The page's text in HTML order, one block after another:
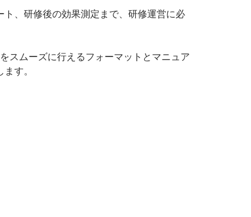
、研修後の効果測定まで、研修運営に必
スムーズに行えるフォーマットとマニュア
す。